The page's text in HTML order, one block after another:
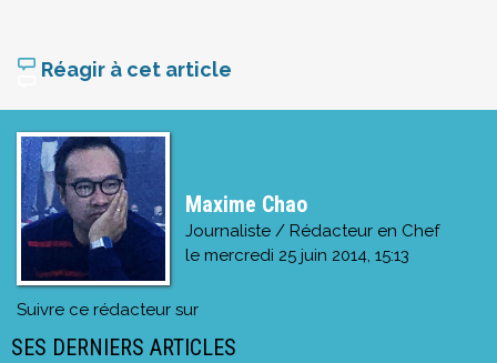
Réagir à cet article
Maxime Chao
Journaliste / Rédacteur en Chef
le mercredi 25 juin 2014, 15:13
Suivre ce rédacteur sur
SES DERNIERS ARTICLES